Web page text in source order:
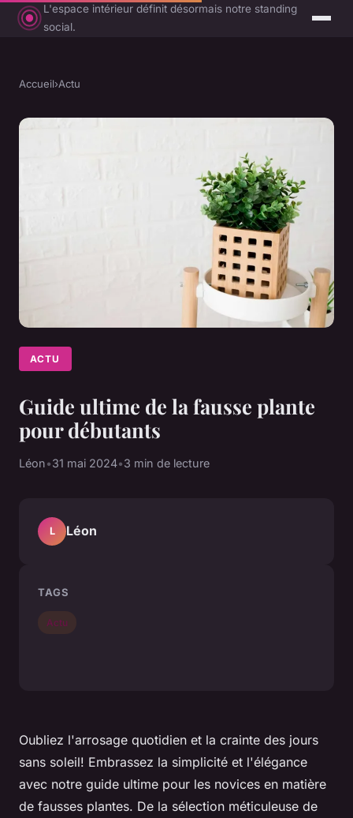
L'espace intérieur définit désormais notre standing
social.
Accueil›Actu
ACTU
Guide ultime de la fausse plante
pour débutants
Léon•31 mai 2024•3 min de lecture
Oubliez l'arrosage quotidien et la crainte des jours
sans soleil! Embrassez la simplicité et l'élégance
avec notre guide ultime pour les novices en matière
de fausses plantes. De la sélection méticuleuse de
L Léon
TAGS
Actu